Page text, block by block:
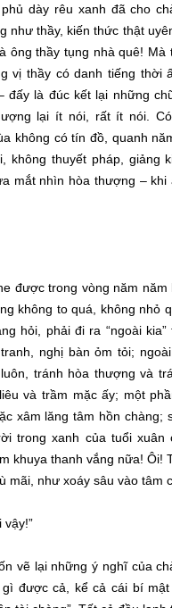
dày rêu xanh đã cho
như thầy, kiến thức thật
ông thầy tụng nhà quê!
vị thầy códanh tiếng thời
đấy là đúc kết lại những
lại ít nói, rất ít nói . Có
không cótín đồ, quanh
không thuyết pháp, giảng
mắt nhìn hòa thượng – khi
được trong vòng năm năm
không to quá, không nhỏ
hỏi, phải đi ra “ngoài kia”
nghị bànỏm tỏi;
tránh hòa thượng và
và trầm mặc ấy; một
xâm lăngtâm hồn chàng;
trong xanh của tuổi xuân
khuyathanh vắng nữa! Ôi!
mãi, như xoáy sâu vào tâm
vẽ lại nhữngý nghĩcủa
được cả, kể cả cái bí mật